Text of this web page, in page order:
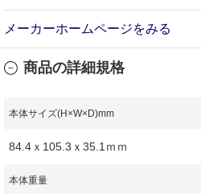
メーカーホームページをみる
商品の詳細規格
本体サイズ(H×W×D)mm
84.4ｘ105.3ｘ35.1ｍｍ
本体重量